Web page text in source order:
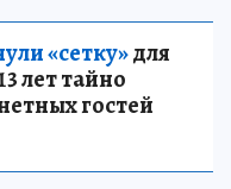
«сетку»для
лет тайно
гостей